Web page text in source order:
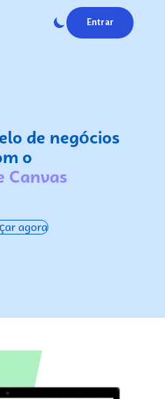
Entrar
de negócios
o
Canvas
agora